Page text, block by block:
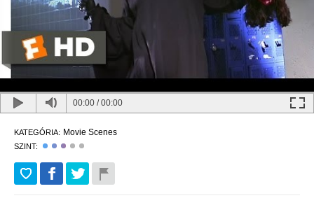
00:00 /00:00
KATEGÓRIA: Movie Scenes
SZINT: